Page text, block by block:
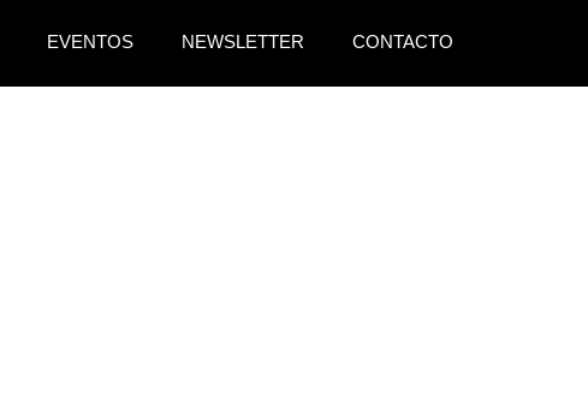
EVENTOS NEWSLETTER CONTACTO